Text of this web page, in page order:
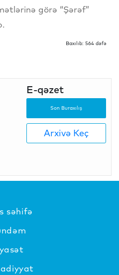
görə “Şərəf”
Baxılıb: 564 dəfə
E-qəzet
Son Buraxılış
Arxivə Keç
səhifə